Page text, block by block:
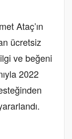
Ataç’ın
ücretsiz
ve beğeni
2022